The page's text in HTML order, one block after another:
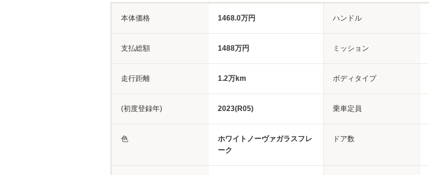
本体価格 1468.0万円 ハンドル
支払総額 1488万円 ミッション
走行距離 1.2万km ボディタイプ
(初度登録年) 2023(R05) 乗車定員
色
ホワイトノーヴァガラスフレ
ーク
ドア数